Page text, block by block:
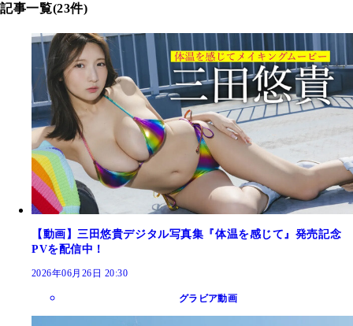
記事一覧(23件)
【動画】三田悠貴デジタル写真集『体温を感じて』発売記念
PVを配信中！
2026年06月26日 20:30
グラビア動画